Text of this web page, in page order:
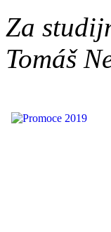
Za
Tomáš